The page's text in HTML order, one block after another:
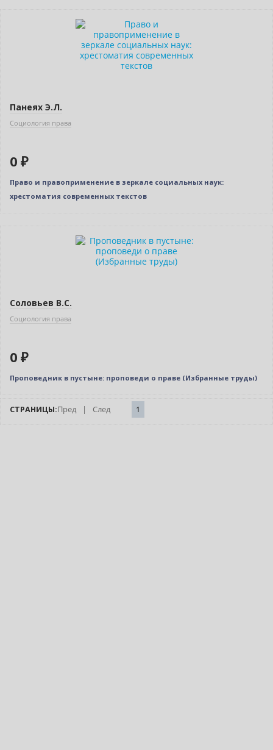
Панеях Э.Л.
Социология права
0 ₽
Право и правоприменение в зеркале социальных наук:
хрестоматия современных текстов
Соловьев В.С.
Социология права
0 ₽
Проповедник в пустыне: проповеди о праве (Избранные труды)
СТРАНИЦЫ:Пред | След 1